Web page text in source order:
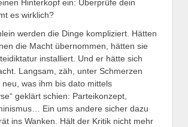
Hinterkopf ein: Überprüfe dein
es wirklich?
werden die Dinge kompliziert. Hätten
die Macht übernommen, hätten sie
installiert. Und er hätte sich
Langsam, zäh, unter Schmerzen
was ihm bis dato mittels
geklärt schien: Parteikonzept,
Ein ums andere sicher dazu
ins Wanken. Hält der Kritik nicht mehr